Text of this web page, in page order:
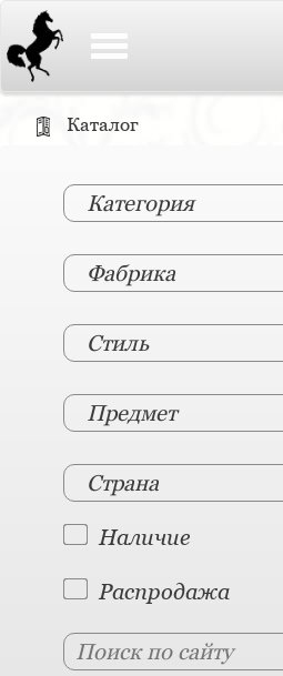
Каталог
Категория
Фабрика
Стиль
Предмет
Страна
Наличие
Распродажа